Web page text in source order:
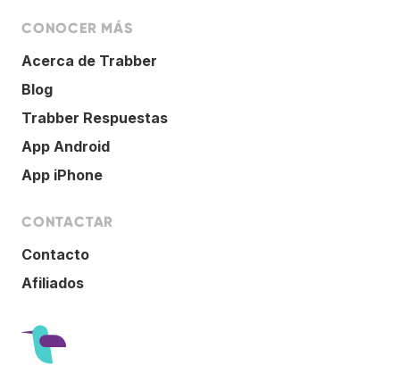
CONOCER MÁS
Acerca de Trabber
Blog
Trabber Respuestas
App Android
App iPhone
CONTACTAR
Contacto
Afiliados